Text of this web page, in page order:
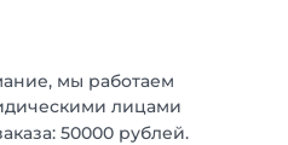
мы работаем
лицами
50000 рублей.